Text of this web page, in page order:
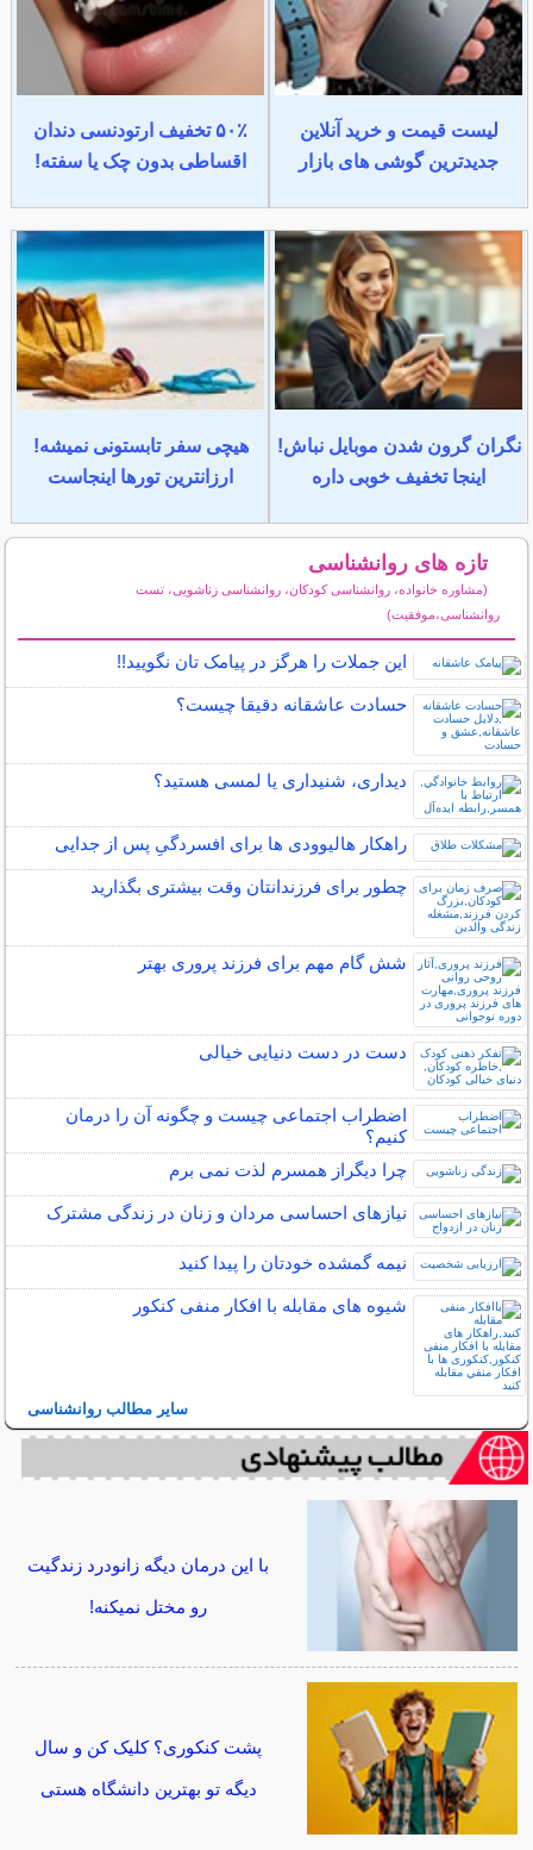
لیست قیمت و خرید آنلاین
جدیدترین گوشی های بازار
۵۰٪ تخفیف ارتودنسی دندان
اقساطی بدون چک یا سفته!
نگران گرون شدن موبایل نباش!
اینجا تخفیف خوبی داره
هیچی سفر تابستونی نمیشه!
ارزانترین تورها اینجاست
تازه های روانشناسی
(مشاوره خانواده، روانشناسی کودکان، روانشناسی زناشویی، تست
روانشناسی،موفقیت)
این جملات را هرگز در پیامک تان نگویید!!
حسادت عاشقانه دقیقا چیست؟
دیداری، شنیداری یا لمسی هستید؟
راهکار هالیوودی ها برای افسردگیِ پس از جدایی
چطور برای فرزندانتان وقت بیشتری بگذارید
شش گام مهم برای فرزند پروری بهتر
دست در دست دنیایی خیالی
اضطراب اجتماعی چیست و چگونه آن را درمان
کنیم؟
چرا دیگراز همسرم لذت نمی برم
نیازهای احساسی مردان و زنان در زندگی مشترک
نیمه‌ گمشده خودتان را پیدا کنید
شیوه های مقابله با افکار منفی کنکور
سایر مطالب روانشناسی
با این درمان دیگه زانودرد زندگیت
رو مختل نمیکنه!
پشت کنکوری؟ کلیک کن و سال
دیگه تو بهترین دانشگاه هستی